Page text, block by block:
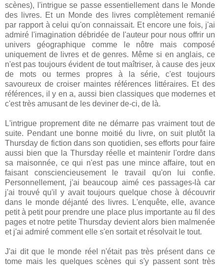
scènes), l'intrigue se passe essentiellement dans le Monde
des livres. Et un Monde des livres complètement remanié
par rapport à celui qu'on connaissait. Et encore une fois, j'ai
admiré l'imagination débridée de l'auteur pour nous offrir un
univers géographique comme le nôtre mais composé
uniquement de livres et de genres. Même si en anglais, ce
n'est pas toujours évident de tout maîtriser, à cause des jeux
de mots ou termes propres à la série, c'est toujours
savoureux de croiser maintes références littéraires. Et des
références, il y en a, aussi bien classiques que modernes et
c'est très amusant de les deviner de-ci, de là.
L'intrigue proprement dite ne démarre pas vraiment tout de
suite. Pendant une bonne moitié du livre, on suit plutôt la
Thursday de fiction dans son quotidien, ses efforts pour faire
aussi bien que la Thursday réelle et maintenir l'ordre dans
sa maisonnée, ce qui n'est pas une mince affaire, tout en
faisant consciencieusement le travail qu'on lui confie.
Personnellement, j'ai beaucoup aimé ces passages-là car
j'ai trouvé qu'il y avait toujours quelque chose à découvrir
dans le monde déjanté des livres. L'enquête, elle, avance
petit à petit pour prendre une place plus importante au fil des
pages et notre petite Thursday devient alors bien malmenée
et j'ai admiré comment elle s'en sortait et résolvait le tout.
J'ai dit que le monde réel n'était pas très présent dans ce
tome mais les quelques scènes qui s'y passent sont très